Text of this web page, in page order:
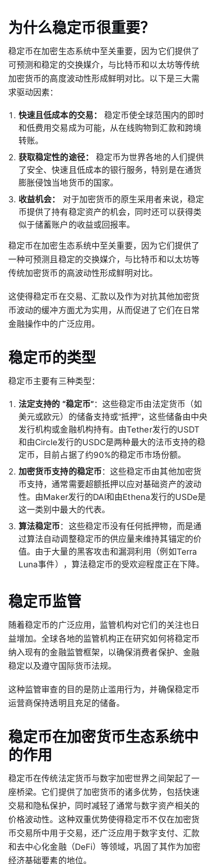
为什么稳定币很重要？
稳定币在加密生态系统中至关重要，因为它们提供了
可预测和稳定的交换媒介，与比特币和以太坊等传统
加密货币的高度波动性形成鲜明对比。以下是三大需
求驱动因素：
快速且低成本的交易：
稳定币使全球范围内的即时
和低费用交易成为可能，从在线购物到汇款和跨境
转账。
获取稳定性的途径：
稳定币为世界各地的人们提供
了安全、快速且低成本的银行服务，特别是在通货
膨胀侵蚀当地货币的国家。
收益机会：
对于加密货币的原生采用者来说，稳定
币提供了持有稳定资产的机会，同时还可以获得类
似于储蓄账户的收益或回报率。
稳定币在加密生态系统中至关重要，因为它们提供了
一种可预测且稳定的交换媒介，与比特币和以太坊等
传统加密货币的高波动性形成鲜明对比。
这使得稳定币在交易、汇款以及作为对抗其他加密货
币波动的缓冲方面尤为实用，从而促进了它们在日常
金融操作中的广泛应用。
稳定币的类型
稳定币主要有三种类型：
法定支持的 “稳定币”：这些稳定币由法定货币（如
美元或欧元）的储备支持或“抵押”，这些储备由中央
发行机构或金融机构持有。由Tether发行的USDT
和由Circle发行的USDC是两种最大的法币支持的稳
定币，目前占据了约90%的稳定币市场份额。
加密货币支持的稳定币 ：这些稳定币由其他加密货
币支持，通常需要超额抵押以应对基础资产的波动
性。由Maker发行的DAI和由Ethena发行的USDe是
这一类别中最大的代表。
算法稳定币 ：这些稳定币没有任何抵押物，而是通
过算法自动调整稳定币的供应量来维持其锚定的价
值。由于大量的黑客攻击和漏洞利用（例如Terra
Luna事件），算法稳定币的受欢迎程度正在下降。
稳定币监管
随着稳定币的广泛应用，监管机构对它们的关注也日
益增加。全球各地的监管机构正在研究如何将稳定币
纳入现有的金融监管框架，以确保消费者保护、金融
稳定以及遵守国际货币法规。
这种监管审查的目的是防止滥用行为，并确保稳定币
运营商保持透明且充足的储备。
稳定币在加密货币生态系统中
的作用
稳定币在传统法定货币与数字加密世界之间架起了一
座桥梁。它们提供了加密货币的诸多优势，包括快速
交易和隐私保护，同时减轻了通常与数字资产相关的
价格波动性。这种双重优势使得稳定币不仅在加密货
币交易所中用于交易，还广泛应用于数字支付、汇款
和去中心化金融（DeFi）等领域，巩固了其作为加密
经济基础要素的地位。